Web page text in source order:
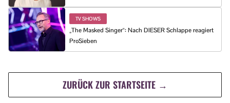
TV SHOWS
„The Masked Singer“: Nach DIESER Schlappe reagiert
ProSieben
ZURÜCK ZUR STARTSEITE →